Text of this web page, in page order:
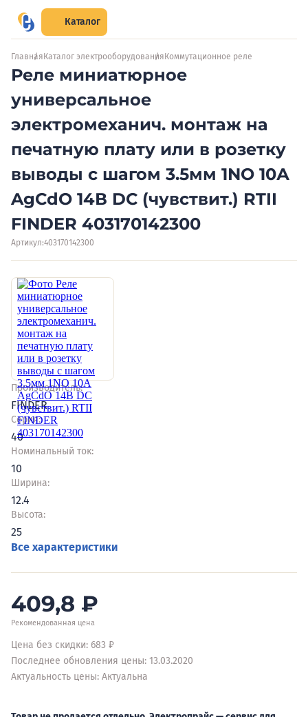
Каталог
Главная Каталог электрооборудования Коммутационное реле
Реле миниатюрное
универсальное
электромеханич. монтаж на
печатную плату или в розетку
выводы с шагом 3.5мм 1NO 10А
AgCdO 14В DC (чувствит.) RTII
FINDER 403170142300
Артикул:403170142300
Производитель:
FINDER
Серия:
40
Номинальный ток:
10
Ширина:
12.4
Высота:
25
Все характеристики
409,8 ₽
Рекомендованная цена
Цена без скидки: 683 ₽
Последнее обновления цены: 13.03.2020
Актуальность цены: Актуальна